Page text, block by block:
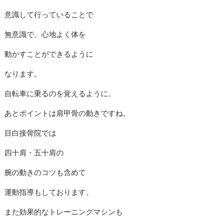
意識して行っていることで
無意識で、心地よく体を
動かすことができるように
なります。
自転車に乗るのを覚えるように。
あとポイントは肩甲骨の動きですね。
目白接骨院では
四十肩・五十肩の
腕の動きのコツも含めて
運動指導もしております。
また効果的なトレーニングマシンも